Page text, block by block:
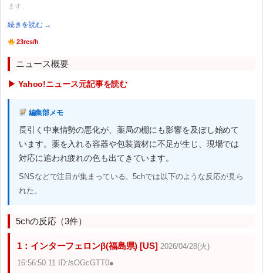
ます。
続きを読む →
23res/h
ニュース概要
▶ Yahoo!ニュース元記事を読む
編集部メモ
長引く中東情勢の悪化が、薬局の棚にも影響を及ぼし始めて
います。薬を入れる容器や包装資材に不足が生じ、現場では
対応に追われ疲れの色も出てきています。
SNSなどで注目が集まっている。5chでは以下のような反応が見ら
れた。
5chの反応（3件）
1：インターフェロンβ(福島県) [US] 2026/04/28(火)
16:56:50.11 ID:/sOGcGTT0●